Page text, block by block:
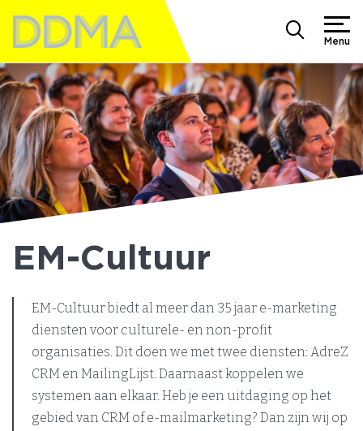
Menu
EM-Cultuur
EM-Cultuur biedt al meer dan 35 jaar e-marketing
diensten voor culturele- en non-profit
organisaties. Dit doen we met twee diensten: AdreZ
CRM en MailingLijst. Daarnaast koppelen we
systemen aan elkaar. Heb je een uitdaging op het
gebied van CRM of e-mailmarketing? Dan zijn wij op